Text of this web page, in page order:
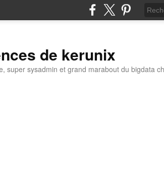
de kerunix
super sysadmin et grand marabout du bigdata